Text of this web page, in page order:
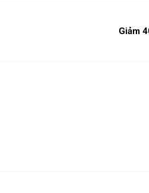
Giảm